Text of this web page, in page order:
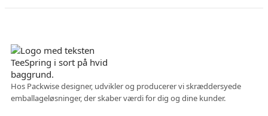
Hos Packwise designer, udvikler og producerer vi skræddersyede
emballageløsninger, der skaber værdi for dig og dine kunder.